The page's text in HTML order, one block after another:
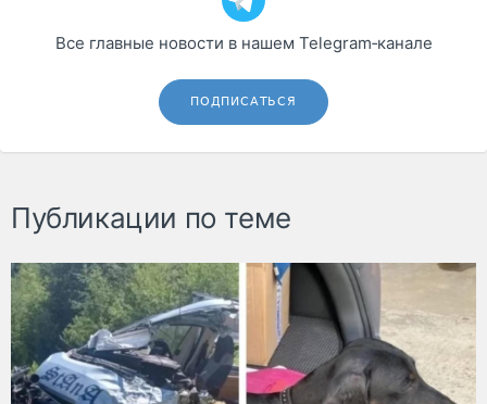
Все главные новости в нашем Telegram‑канале
ПОДПИСАТЬСЯ
Публикации по теме